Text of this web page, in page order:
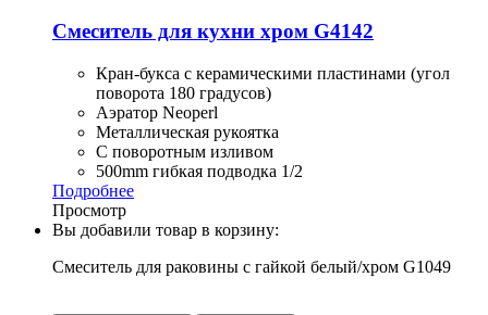
Смеситель для кухни хром G4142
Кран-букса с керамическими пластинами (угол
поворота 180 градусов)
Аэратор Neoperl
Металлическая рукоятка
С поворотным изливом
500mm гибкая подводка 1/2
Подробнее
Просмотр
Вы добавили товар в корзину:
Смеситель для раковины с гайкой белый/хром G1049